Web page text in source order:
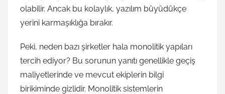
olabilir. Ancak bu kolaylık, yazılım büyüdükçe
yerini karmaşıklığa bırakır.
Peki, neden bazı şirketler hala monolitik yapıları
tercih ediyor? Bu sorunun yanıtı genellikle geçiş
maliyetlerinde ve mevcut ekiplerin bilgi
birikiminde gizlidir. Monolitik sistemlerin